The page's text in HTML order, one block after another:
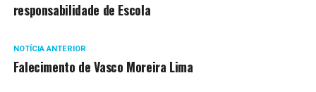
responsabilidade de Escola
NOTÍCIA ANTERIOR
Falecimento de Vasco Moreira Lima